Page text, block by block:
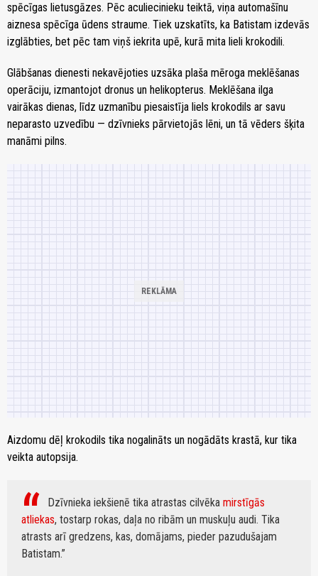
spēcīgas lietusgāzes. Pēc aculiecinieku teiktā, viņa automašīnu
aiznesa spēcīga ūdens straume. Tiek uzskatīts, ka Batistam izdevās
izglābties, bet pēc tam viņš iekrita upē, kurā mita lieli krokodili.
Glābšanas dienesti nekavējoties uzsāka plaša mēroga meklēšanas
operāciju, izmantojot dronus un helikopterus. Meklēšana ilga
vairākas dienas, līdz uzmanību piesaistīja liels krokodils ar savu
neparasto uzvedību — dzīvnieks pārvietojās lēni, un tā vēders šķita
manāmi pilns.
Aizdomu dēļ krokodils tika nogalināts un nogādāts krastā, kur tika
veikta autopsija.
Dzīvnieka iekšienē tika atrastas cilvēka mirstīgās
atliekas, tostarp rokas, daļa no ribām un muskuļu audi. Tika
atrasts arī gredzens, kas, domājams, pieder pazudušajam
Batistam.